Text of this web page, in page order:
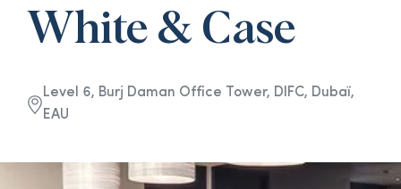
White & Case
Level 6, Burj Daman Office Tower, DIFC, Dubaï,
EAU